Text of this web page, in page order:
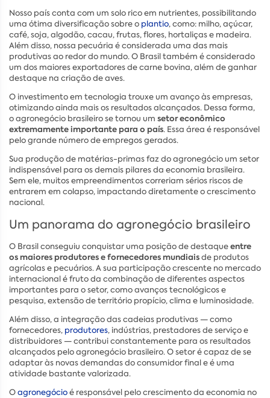
Nosso país conta com um solo rico em nutrientes, possibilitando
uma ótima diversificação sobre o plantio, como: milho, açúcar,
café, soja, algodão, cacau, frutas, flores, hortaliças e madeira.
Além disso, nossa pecuária é considerada uma das mais
produtivas ao redor do mundo. O Brasil também é considerado
um dos maiores exportadores de carne bovina, além de ganhar
destaque na criação de aves.
O investimento em tecnologia trouxe um avanço às empresas,
otimizando ainda mais os resultados alcançados. Dessa forma,
o agronegócio brasileiro se tornou um setor econômico
extremamente importante para o país. Essa área é responsável
pelo grande número de empregos gerados.
Sua produção de matérias-primas faz do agronegócio um setor
indispensável para os demais pilares da economia brasileira.
Sem ele, muitos empreendimentos correriam sérios riscos de
entrarem em colapso, impactando diretamente o crescimento
nacional.
Um panorama do agronegócio brasileiro
O Brasil conseguiu conquistar uma posição de destaqueentre
os maiores produtores e fornecedoresmundiaisde produtos
agrícolas e pecuários. A sua participação crescente no mercado
internacional é fruto da combinação de diferentes aspectos
importantes para o setor, como avanços tecnológicos e
pesquisa, extensão de território propício, clima e luminosidade.
Além disso, a integração das cadeias produtivas — como
fornecedores, produtores, indústrias, prestadores de serviço e
distribuidores — contribui constantemente para os resultados
alcançados pelo agronegócio brasileiro. O setor é capaz de se
adaptar às novas demandas do consumidor final e é uma
atividade bastante valorizada.
Oagronegócioé responsável pelo crescimento da economia no